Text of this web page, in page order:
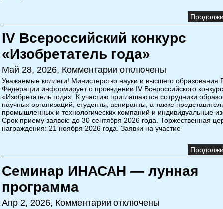
IV Всероссийский конкурс
«Изобретатель года»
Май 28, 2026, Комментарии отключены
Уважаемые коллеги! Министерство науки и высшего образования
Федерации информирует о проведении IV Всероссийского
«Изобретатель года». К участию приглашаются сотрудники
научных организаций, студенты, аспиранты, а также
промышленных и технологических компаний и индивидуальные
Срок приему заявок: до 30 сентября 2026 года. Торжественная
награждения: 21 ноября 2026 года. Заявки на участие
Семинар ИНАСАН — лунная
программа
Апр 2, 2026, Комментарии отключены